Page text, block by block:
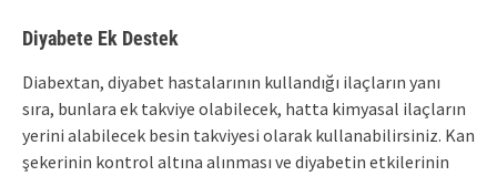
Diyabete Ek Destek
Diabextan, diyabet hastalarının kullandığı ilaçların yanı
sıra, bunlara ek takviye olabilecek, hatta kimyasal ilaçların
yerini alabilecek besin takviyesi olarak kullanabilirsiniz. Kan
şekerinin kontrol altına alınması ve diyabetin etkilerinin